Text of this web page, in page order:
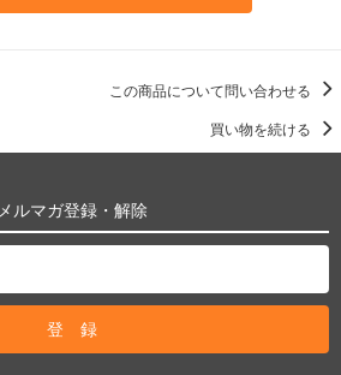
この商品について問い合わせる
買い物を続ける
メルマガ登録・解除